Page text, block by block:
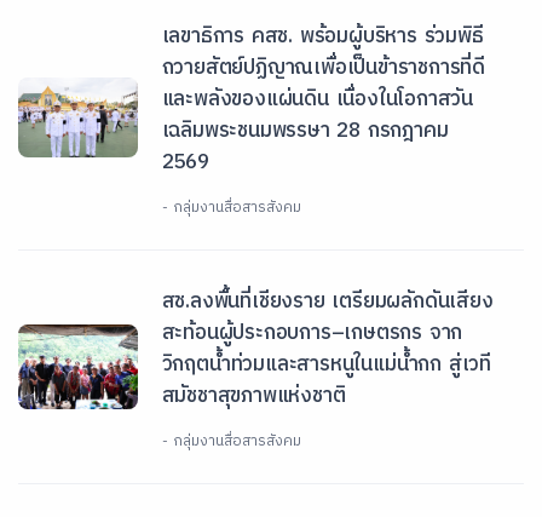
เลขาธิการ คสช. พร้อมผู้บริหาร ร่วมพิธี
ถวายสัตย์ปฏิญาณเพื่อเป็นข้าราชการที่ดี
และพลังของแผ่นดิน เนื่องในโอกาสวัน
เฉลิมพระชนมพรรษา 28 กรกฎาคม
2569
- กลุ่มงานสื่อสารสังคม
สช.ลงพื้นที่เชียงราย เตรียมผลักดันเสียง
สะท้อนผู้ประกอบการ–เกษตรกร จาก
วิกฤตน้ำท่วมและสารหนูในแม่น้ำกก สู่เวที
สมัชชาสุขภาพแห่งชาติ
- กลุ่มงานสื่อสารสังคม